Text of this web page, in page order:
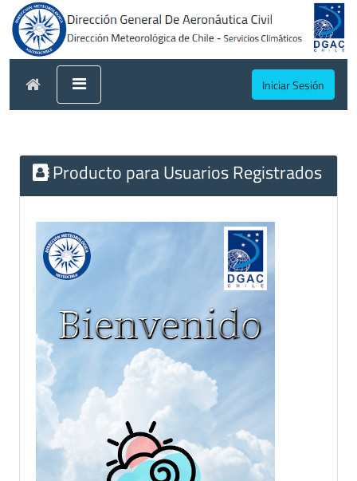
Iniciar Sesión
Producto para Usuarios Registrados